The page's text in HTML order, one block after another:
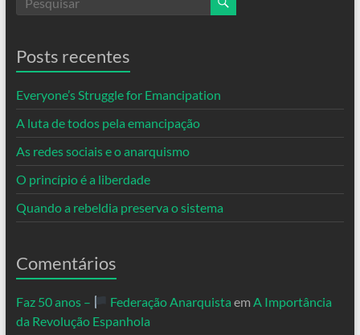
Posts recentes
Everyone’s Struggle for Emancipation
A luta de todos pela emancipação
As redes sociais e o anarquismo
O princípio é a liberdade
Quando a rebeldia preserva o sistema
Comentários
Faz 50 anos – Federação Anarquista em A Importância
da Revolução Espanhola